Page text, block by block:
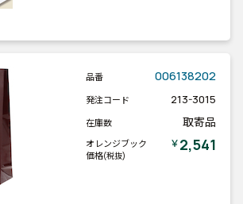
品番 006138202
発注コード 213-3015
在庫数 取寄品
オレンジブック
価格(税抜)
￥2,541